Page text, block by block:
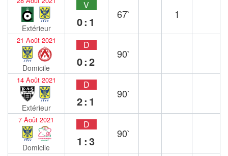
Extérieur
V
0:1
67` 1
21 Août 2021
Domicile
D
0:2
90`
14 Août 2021
Extérieur
D
2:1
90`
7 Août 2021
Domicile
D
1:3
90`